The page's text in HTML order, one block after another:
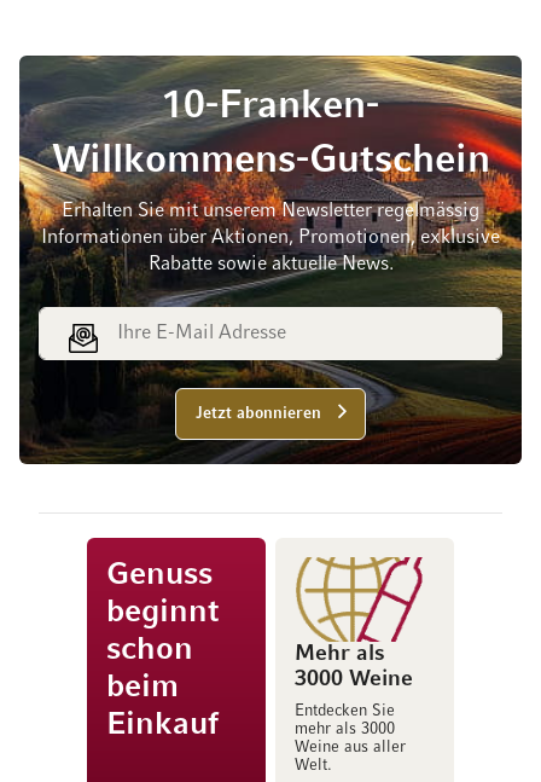
10-Franken-
Willkommens-Gutschein
Erhalten Sie mit unserem Newsletter regelmässig
Informationen über Aktionen, Promotionen, exklusive
Rabatte sowie aktuelle News.
E-Mail Adresse
Jetzt abonnieren
Genuss
beginnt
schon
beim
Einkauf
Mehr als
3000 Weine
Entdecken Sie
mehr als 3000
Weine aus aller
Welt.